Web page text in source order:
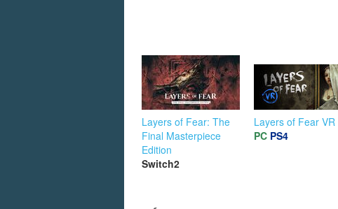
Layers of Fear: The
Final Masterpiece
Edition
Switch2
Layers of Fear VR
PC PS4